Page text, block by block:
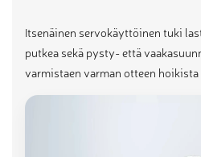
Itsenäinen servokäyttöinen tuki
putkea sekä pysty- että
varmistaen varman otteen hoikista